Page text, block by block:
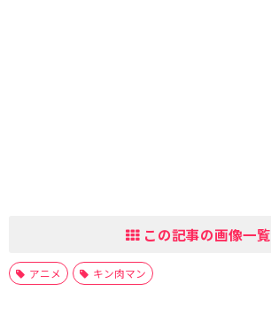
この記事の画像一覧
アニメ キン肉マン